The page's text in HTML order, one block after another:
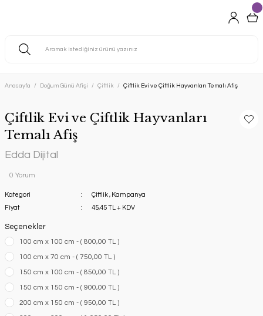
Anasayfa Doğum Günü Afişi Çiftlik Çiftlik Evi ve Çiftlik Hayvanları Temalı Afiş
Çiftlik Evi ve Çiftlik Hayvanları
Temalı Afiş
Edda Dijital
0 Yorum
Kategori Çiftlik , Kampanya
Fiyat
45,45 TL + KDV
Seçenekler
100 cm x 100 cm - ( 800,00 TL )
100 cm x 70 cm - ( 750,00 TL )
150 cm x 100 cm - ( 850,00 TL )
150 cm x 150 cm - ( 900,00 TL )
200 cm x 150 cm - ( 950,00 TL )